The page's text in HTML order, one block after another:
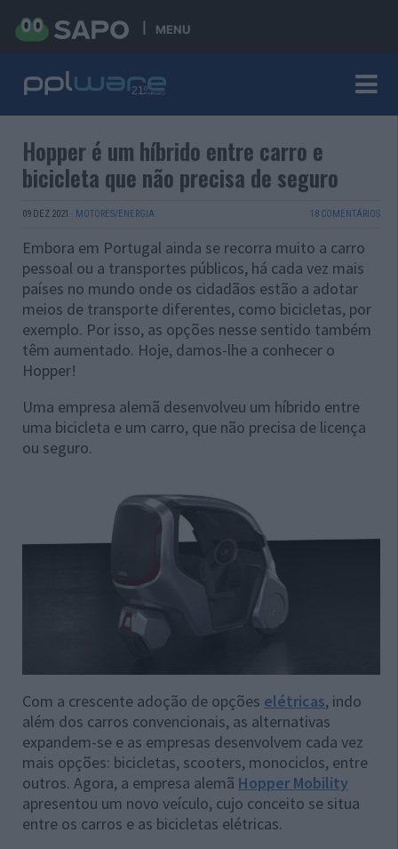
MENU
Hopper é um híbrido entre carro e
bicicleta que não precisa de seguro
09 DEZ 2021 · MOTORES/ENERGIA 18 COMENTÁRIOS
Embora em Portugal ainda se recorra muito a carro
pessoal ou a transportes públicos, há cada vez mais
países no mundo onde os cidadãos estão a adotar
meios de transporte diferentes, como bicicletas, por
exemplo. Por isso, as opções nesse sentido também
têm aumentado. Hoje, damos-lhe a conhecer o
Hopper!
Uma empresa alemã desenvolveu um híbrido entre
uma bicicleta e um carro, que não precisa de licença
ou seguro.
Com a crescente adoção de opções elétricas, indo
além dos carros convencionais, as alternativas
expandem-se e as empresas desenvolvem cada vez
mais opções: bicicletas, scooters, monociclos, entre
outros. Agora, a empresa alemã Hopper Mobility
apresentou um novo veículo, cujo conceito se situa
entre os carros e as bicicletas elétricas.